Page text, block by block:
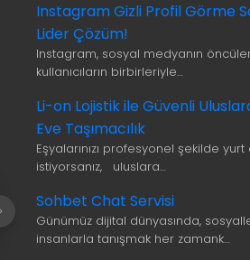
Instagram Gizli Profil Görme
Lider Çözüm!
Instagram, sosyal medyanın
kullanıcıların birbirleriyle…
Li-on Lojistik ile Güvenli
Eve Taşımacılık
Eşyalarınızı profesyonel şekilde yurt
istiyorsanız, uluslara…
Sohbet Chat Servisi
Günümüz dijital dünyasında,
insanlarla tanışmak her zamank…